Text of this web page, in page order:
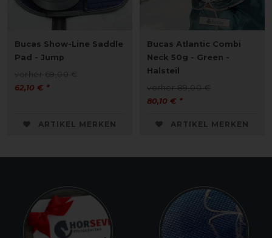
Bucas Show-Line Saddle
Pad - Jump
vorher 69,00 €
62,10 € *
ARTIKEL MERKEN
Bucas Atlantic Combi
Neck 50g - Green -
Halsteil
vorher 89,00 €
80,10 € *
ARTIKEL MERKEN